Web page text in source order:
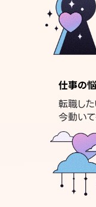
仕事の
転職した
今動い